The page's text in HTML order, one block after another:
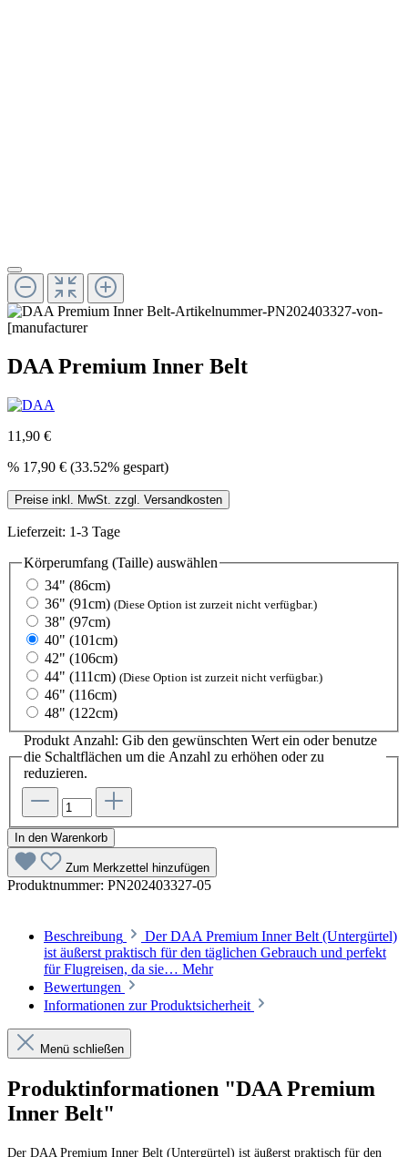
DAA Premium Inner Belt
11,90 €
% 17,90 € (33.52% gespart)
Preise inkl. MwSt. zzgl. Versandkosten
Lieferzeit: 1-3 Tage
Körperumfang (Taille) auswählen
34" (86cm)
36" (91cm) (Diese Option ist zurzeit nicht verfügbar.)
38" (97cm)
40" (101cm)
42" (106cm)
44" (111cm) (Diese Option ist zurzeit nicht verfügbar.)
46" (116cm)
48" (122cm)
Produkt Anzahl: Gib den gewünschten Wert ein oder benutze
die Schaltflächen um die Anzahl zu erhöhen oder zu
reduzieren.
In den Warenkorb
Zum Merkzettel hinzufügen
Produktnummer: PN202403327-05
Beschreibung
Der DAA Premium Inner Belt (Untergürtel)
ist äußerst praktisch für den täglichen Gebrauch und perfekt
für Flugreisen, da sie… Mehr
Bewertungen
Informationen zur Produktsicherheit
Menü schließen
Produktinformationen "DAA Premium
Inner Belt"
Der DAA Premium Inner Belt (Untergürtel) ist äußerst praktisch für den